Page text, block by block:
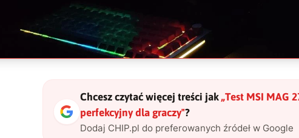
Chcesz czytać więcej treści jak „Test MSI MAG
perfekcyjny dla graczy"?
Dodaj CHIP.pl do preferowanych źródeł w Google